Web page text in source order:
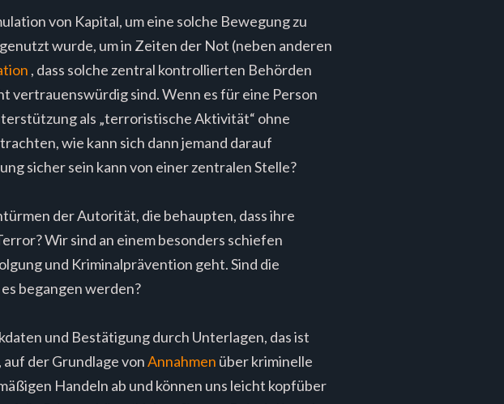
von Kapital, um eine solche Bewegung zu
wurde, um in Zeiten der Not (neben anderen
, dass solche zentral kontrollierten Behörden
sind. Wenn es für eine Person
als „terroristische Aktivität“ ohne
wie kann sich dann jemand darauf
sicher sein kann von einer zentralen Stelle?
der Autorität, die behaupten, dass ihre
Wir sind an einem besonders schiefen
und Kriminalprävention geht. Sind die
begangen werden?
und Bestätigung durch Unterlagen, das ist
der Grundlage vonAnnahmen über kriminelle
Handeln ab und können uns leicht kopfüber